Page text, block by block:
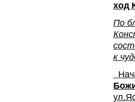
ход
По
к